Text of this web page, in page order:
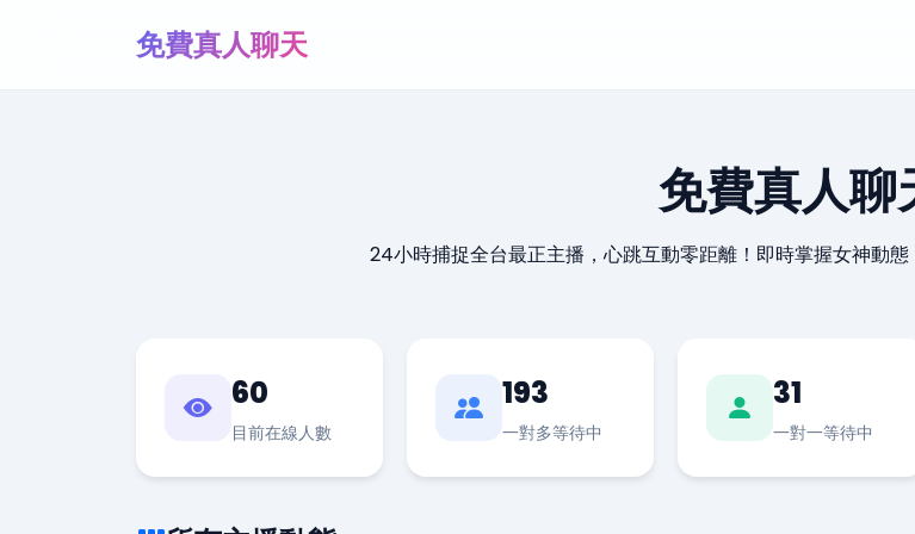
免費真人聊天
免費真人聊
24小時捕捉全台最正主播，心跳互動零距離！即時掌握女神動態
60
目前在線人數
193
一對多等待中
31
一對一等待中